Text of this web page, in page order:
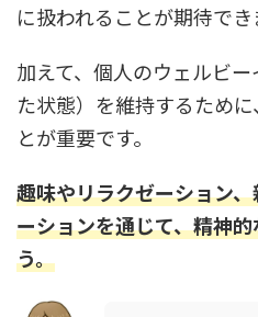
に扱われることが期待でき
加えて、個人のウェルビ
た状態）を維持するため
とが重要です。
趣味やリラクゼーション
ーションを通じて、精神
う。